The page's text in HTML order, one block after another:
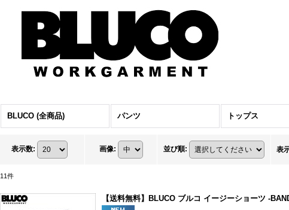
BLUCO (全商品) パンツ トップス
表示数: 画像: 並び順: 表
11件
【送料無料】BLUCO ブルコ イージーショーツ -